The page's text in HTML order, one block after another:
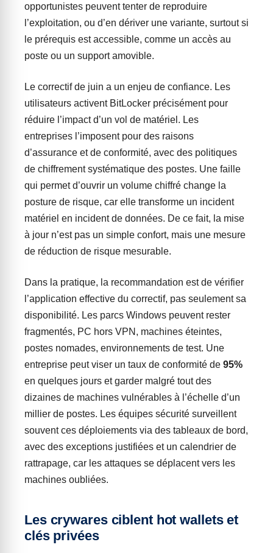
opportunistes peuvent tenter de reproduire
l’exploitation, ou d’en dériver une variante, surtout si
le prérequis est accessible, comme un accès au
poste ou un support amovible.
Le correctif de juin a un enjeu de confiance. Les
utilisateurs activent BitLocker précisément pour
réduire l’impact d’un vol de matériel. Les
entreprises l’imposent pour des raisons
d’assurance et de conformité, avec des politiques
de chiffrement systématique des postes. Une faille
qui permet d’ouvrir un volume chiffré change la
posture de risque, car elle transforme un incident
matériel en incident de données. De ce fait, la mise
à jour n’est pas un simple confort, mais une mesure
de réduction de risque mesurable.
Dans la pratique, la recommandation est de vérifier
l’application effective du correctif, pas seulement sa
disponibilité. Les parcs Windows peuvent rester
fragmentés, PC hors VPN, machines éteintes,
postes nomades, environnements de test. Une
entreprise peut viser un taux de conformité de 95%
en quelques jours et garder malgré tout des
dizaines de machines vulnérables à l’échelle d’un
millier de postes. Les équipes sécurité surveillent
souvent ces déploiements via des tableaux de bord,
avec des exceptions justifiées et un calendrier de
rattrapage, car les attaques se déplacent vers les
machines oubliées.
Les crywares ciblent hot wallets et
clés privées